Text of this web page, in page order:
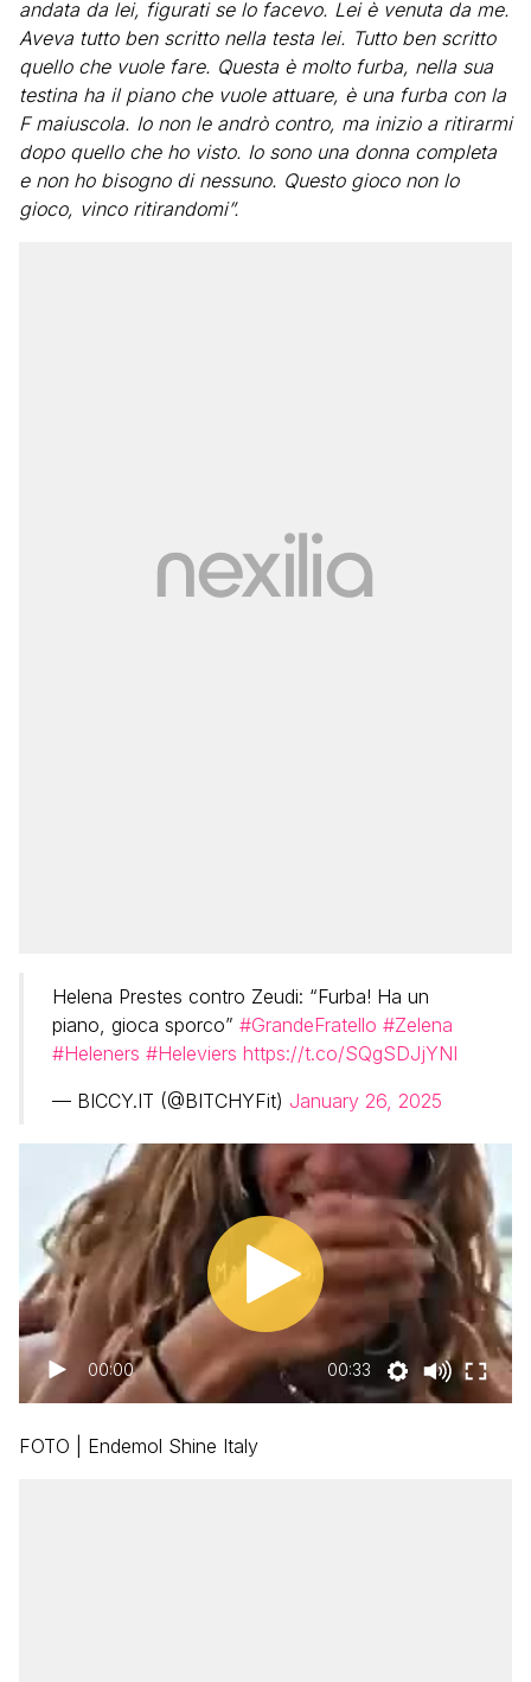
andata da lei, figurati se lo facevo. Lei è venuta da me.
Aveva tutto ben scritto nella testa lei. Tutto ben scritto
quello che vuole fare. Questa è molto furba, nella sua
testina ha il piano che vuole attuare, è una furba con la
F maiuscola. Io non le andrò contro, ma inizio a ritirarmi
dopo quello che ho visto. Io sono una donna completa
e non ho bisogno di nessuno. Questo gioco non lo
gioco, vinco ritirandomi”.
Helena Prestes contro Zeudi: “Furba! Ha un
piano, gioca sporco” #GrandeFratello #Zelena
#Heleners #Heleviers https://t.co/SQgSDJjYNI
— BICCY.IT (@BITCHYFit) January 26, 2025
00:00 00:33
FOTO | Endemol Shine Italy